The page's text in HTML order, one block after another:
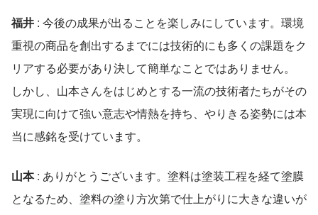
福井 : 今後の成果が出ることを楽しみにしています。環境
重視の商品を創出するまでには技術的にも多くの課題をク
リアする必要があり決して簡単なことではありません。
しかし、山本さんをはじめとする一流の技術者たちがその
実現に向けて強い意志や情熱を持ち、やりきる姿勢には本
当に感銘を受けています。
山本 : ありがとうございます。塗料は塗装工程を経て塗膜
となるため、塗料の塗り方次第で仕上がりに大きな違いが